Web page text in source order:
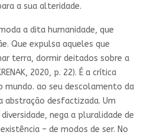
a sua alteridade.
a dita humanidade, que
Que expulsa aqueles que
terra, dormir deitados sobre a
2020, p. 22). É a crítica
mundo. ao seu descolamento da
abstração desfactizada. Um
nega a pluralidade de
– de modos de ser. No